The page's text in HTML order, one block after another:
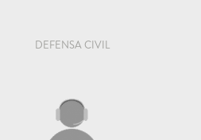
DEFENSA CIVIL